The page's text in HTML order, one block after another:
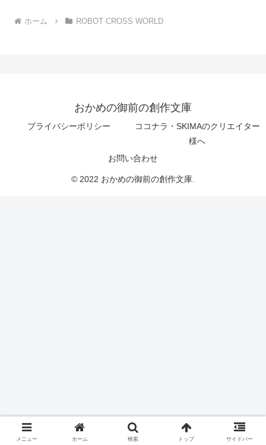
ホーム ROBOT CROSS WORLD
おかめの御前の創作文庫
プライバシーポリシー
ココナラ・SKIMAのクリエイター
様へ
お問い合わせ
© 2022 おかめの御前の創作文庫.
メニュー ホーム 検索 トップ サイドバー